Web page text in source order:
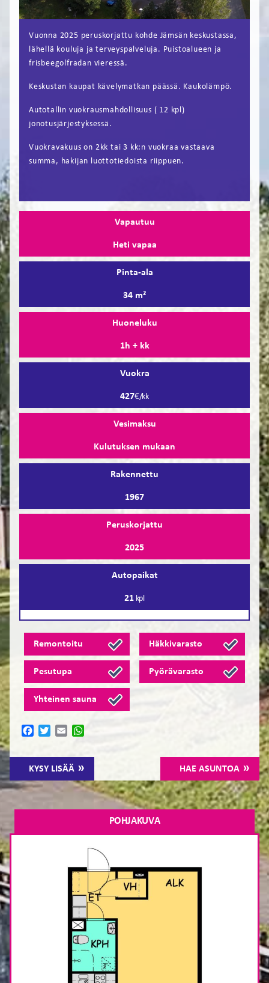
Vuonna 2025 peruskorjattu kohde Jämsän keskustassa,
lähellä kouluja ja terveyspalveluja. Puistoalueen ja
frisbeegolfradan vieressä.
Keskustan kaupat kävelymatkan päässä. Kaukolämpö.
Autotallin vuokrausmahdollisuus ( 12 kpl)
jonotusjärjestyksessä.
Vuokravakuus on 2kk tai 3 kk:n vuokraa vastaava
summa, hakijan luottotiedoista riippuen.
Vapautuu
Heti vapaa
Pinta-ala
34 m²
Huoneluku
1h + kk
Vuokra
427€/kk
Vesimaksu
Kulutuksen mukaan
Rakennettu
1967
Peruskorjattu
2025
Autopaikat
21kpl
Remontoitu Häkkivarasto
Pesutupa Pyörävarasto
Yhteinen sauna
KYSY LISÄÄ HAE ASUNTOA
FacebookTwitterEmail
POHJAKUVA